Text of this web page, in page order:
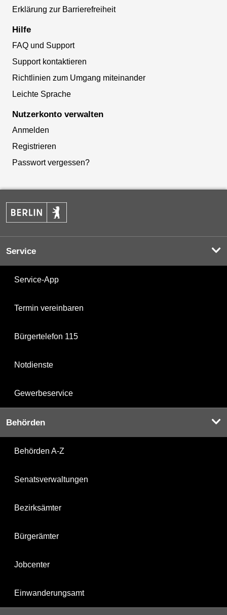
Erklärung zur Barrierefreiheit
Hilfe
FAQ und Support
Support kontaktieren
Richtlinien zum Umgang miteinander
Leichte Sprache
Nutzerkonto verwalten
Anmelden
Registrieren
Passwort vergessen?
Service
Service-App
Termin vereinbaren
Bürgertelefon 115
Notdienste
Gewerbeservice
Behörden
Behörden A-Z
Senatsverwaltungen
Bezirksämter
Bürgerämter
Jobcenter
Einwanderungsamt